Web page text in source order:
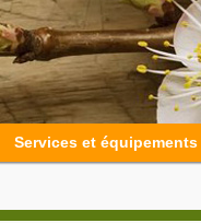
Services et équipements